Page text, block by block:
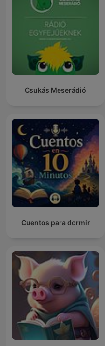
Csukás Meserádió
Cuentos para dormir